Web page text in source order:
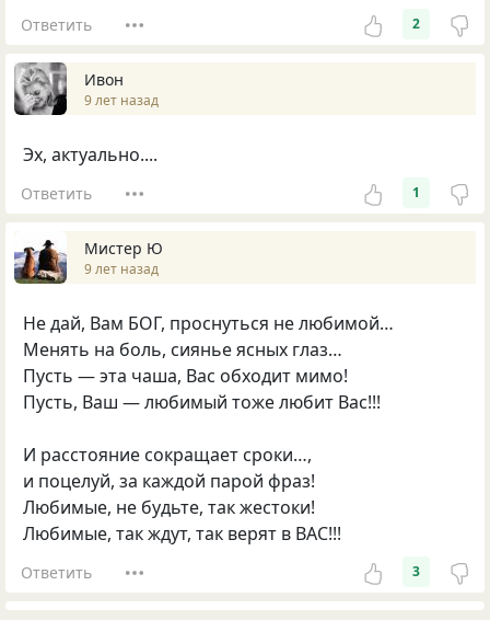
Ответить 2
Ивон
9 лет назад
Эх, актуально....
Ответить 1
Мистер Ю
9 лет назад
Не дай, Вам БОГ, проснуться не любимой…
Менять на боль, сиянье ясных глаз…
Пусть — эта чаша, Вас обходит мимо!
Пусть, Ваш — любимый тоже любит Вас!!!
И расстояние сокращает сроки…,
и поцелуй, за каждой парой фраз!
Любимые, не будьте, так жестоки!
Любимые, так ждут, так верят в ВАС!!!
Ответить 3